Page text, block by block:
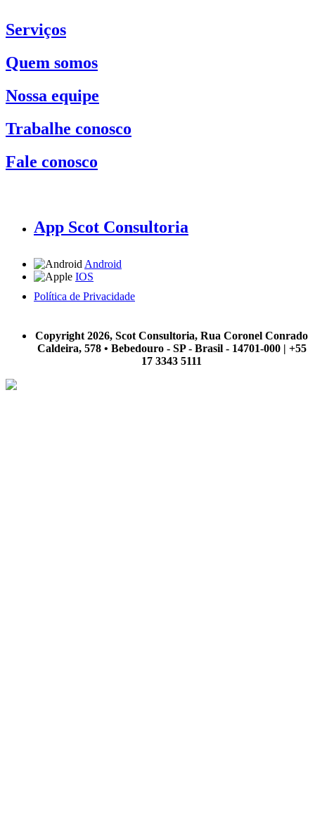
Serviços
Quem somos
Nossa equipe
Trabalhe conosco
Fale conosco
App Scot Consultoria
Android
IOS
Política de Privacidade
Copyright 2026, Scot Consultoria, Rua Coronel Conrado
Caldeira, 578 • Bebedouro - SP - Brasil - 14701-000 | +55
17 3343 5111